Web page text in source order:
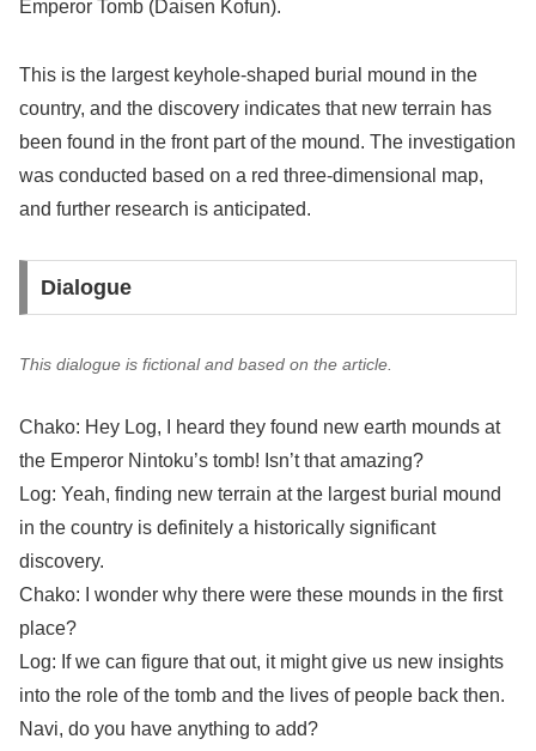
Emperor Tomb (Daisen Kofun).
This is the largest keyhole-shaped burial mound in the
country, and the discovery indicates that new terrain has
been found in the front part of the mound. The investigation
was conducted based on a red three-dimensional map,
and further research is anticipated.
Dialogue
This dialogue is fictional and based on the article.
Chako: Hey Log, I heard they found new earth mounds at
the Emperor Nintoku’s tomb! Isn’t that amazing?
Log: Yeah, finding new terrain at the largest burial mound
in the country is definitely a historically significant
discovery.
Chako: I wonder why there were these mounds in the first
place?
Log: If we can figure that out, it might give us new insights
into the role of the tomb and the lives of people back then.
Navi, do you have anything to add?